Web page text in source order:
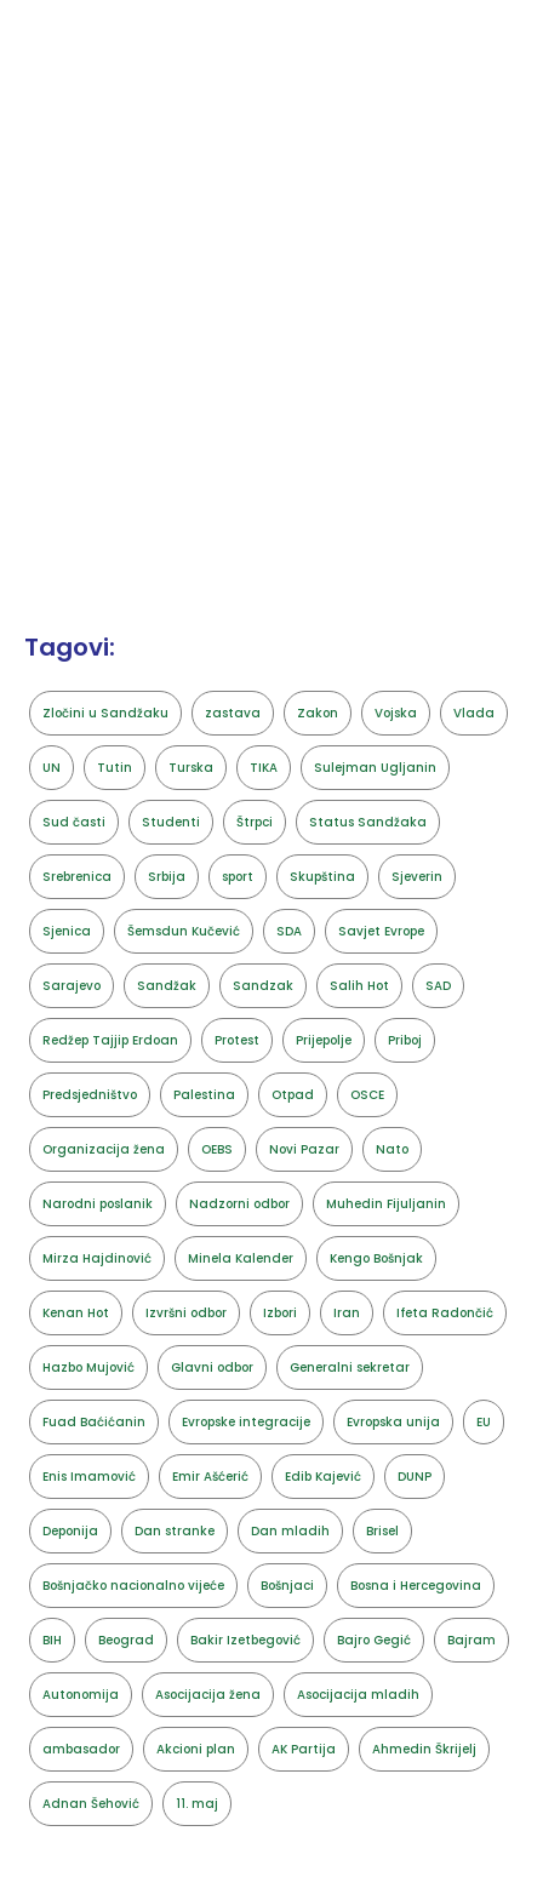
Tagovi:
Zločini u Sandžaku zastava Zakon Vojska Vlada
UN Tutin Turska TIKA Sulejman Ugljanin
Sud časti Studenti Štrpci Status Sandžaka
Srebrenica Srbija sport Skupština Sjeverin
Sjenica Šemsdun Kučević SDA Savjet Evrope
Sarajevo Sandžak Sandzak Salih Hot SAD
Redžep Tajjip Erdoan Protest Prijepolje Priboj
Predsjedništvo Palestina Otpad OSCE
Organizacija žena OEBS Novi Pazar Nato
Narodni poslanik Nadzorni odbor Muhedin Fijuljanin
Mirza Hajdinović Minela Kalender Kengo Bošnjak
Kenan Hot Izvršni odbor Izbori Iran Ifeta Radončić
Hazbo Mujović Glavni odbor Generalni sekretar
Fuad Baćićanin Evropske integracije Evropska unija EU
Enis Imamović Emir Ašćerić Edib Kajević DUNP
Deponija Dan stranke Dan mladih Brisel
Bošnjačko nacionalno vijeće Bošnjaci Bosna i Hercegovina
BIH Beograd Bakir Izetbegović Bajro Gegić Bajram
Autonomija Asocijacija žena Asocijacija mladih
ambasador Akcioni plan AK Partija Ahmedin Škrijelj
Adnan Šehović 11. maj